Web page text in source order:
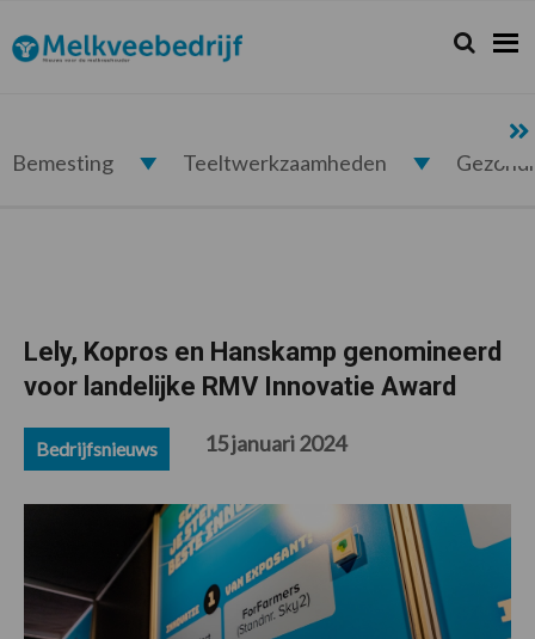
de
hoofdnavigatie
de
hoofd
de
eerste
de
voettekst
Melkveebedrijf.nl Zoeken...
Zoek
Bemesting Teeltwerkzaamheden
Lely, Kopros en Hanskamp genomineerd
voor landelijke RMV Innovatie Award
Bedrijfsnieuws 15 januari 2024